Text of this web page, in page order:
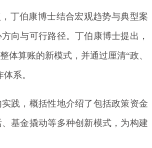
丁伯康博士结合宏观趋势与典型案
向与可行路径。丁伯康博士提出，
体算账的新模式，并通过厘清“政、
系。
践，概括性地介绍了包括政策资金
基金撬动等多种创新模式，为构建